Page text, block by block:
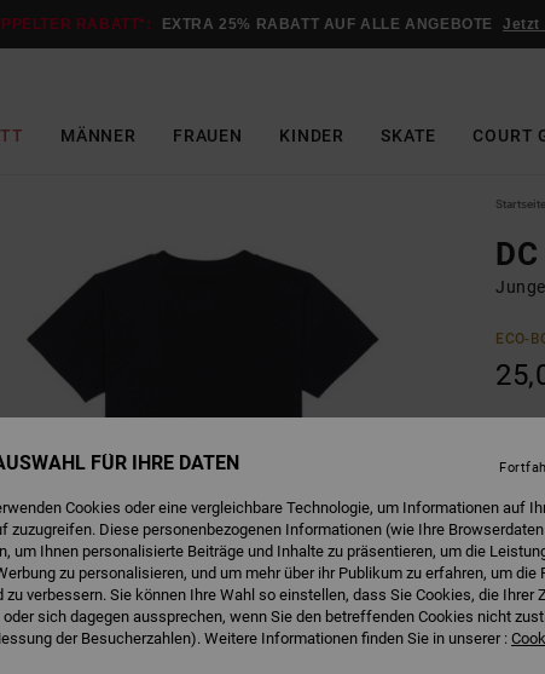
RABATT*: EXTRA 25% RABATT AUF ALLE ANGEBOTE Jetzt
MÄNNER FRAUEN KINDER SKATE COURT
Startseite
ECO-
8/
FÜR IHRE DATEN
Cookies oder eine vergleichbare Technologie, um Informationen auf
zuzugreifen. Diese personenbezogenen Informationen (wie Ihre
um Ihnen personalisierte Beiträge und Inhalte zu präsentieren, um die
zu personalisieren, und um mehr über ihr Publikum zu erfahren, um die
zu verbessern. Sie können Ihre Wahl so einstellen, dass Sie Cookies, die Ihrer
sich dagegen aussprechen, wenn Sie den betreffenden Cookies nicht
der Besucherzahlen). Weitere Informationen finden Sie in unserer :